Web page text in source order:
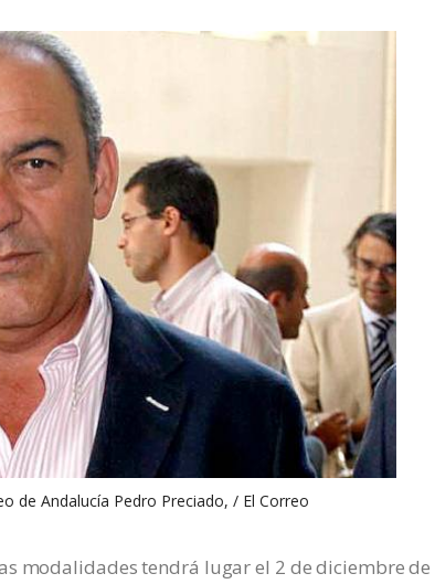
de Andalucía Pedro Preciado, / El Correo
modalidades tendrá lugar el 2 de diciembre de